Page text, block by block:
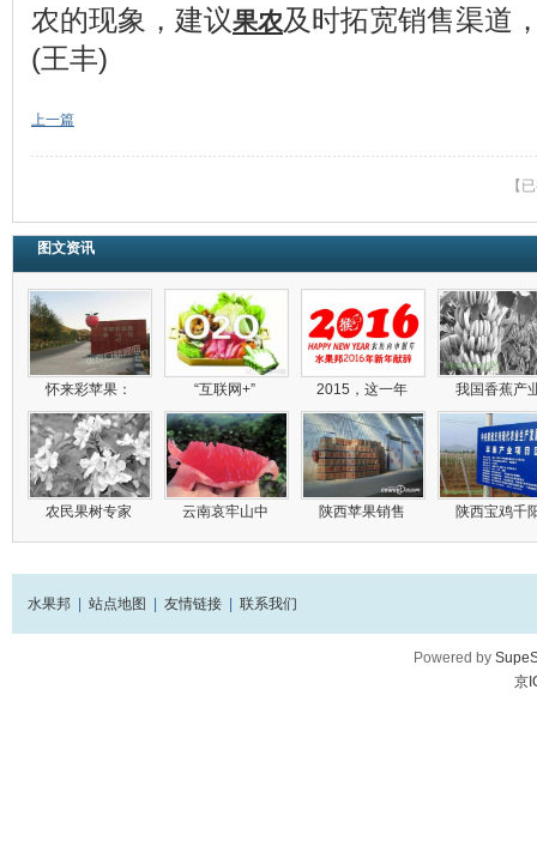
农的现象，建议果农及时拓宽销售渠道
(王丰)
上一篇
【
图文资讯
怀来彩苹果： “互联网+” 2015，这一年 我国香蕉产
农民果树专家 云南哀牢山中 陕西苹果销售 陕西宝鸡千
水果邦 站点地图 友情链接 联系我们
Powered by
京